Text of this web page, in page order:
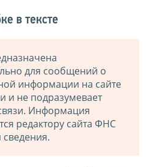
в тексте
для сообщений о
информации на сайте
и не подразумевает
Информация
редактору сайта ФНС
сведения.